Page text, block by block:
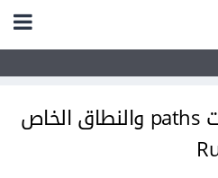
المسارات paths والنطاق الخاص